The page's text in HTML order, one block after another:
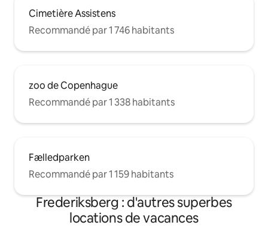
Cimetière Assistens
Recommandé par 1 746 habitants
zoo de Copenhague
Recommandé par 1 338 habitants
Fælledparken
Recommandé par 1 159 habitants
Frederiksberg : d'autres superbes
locations de vacances